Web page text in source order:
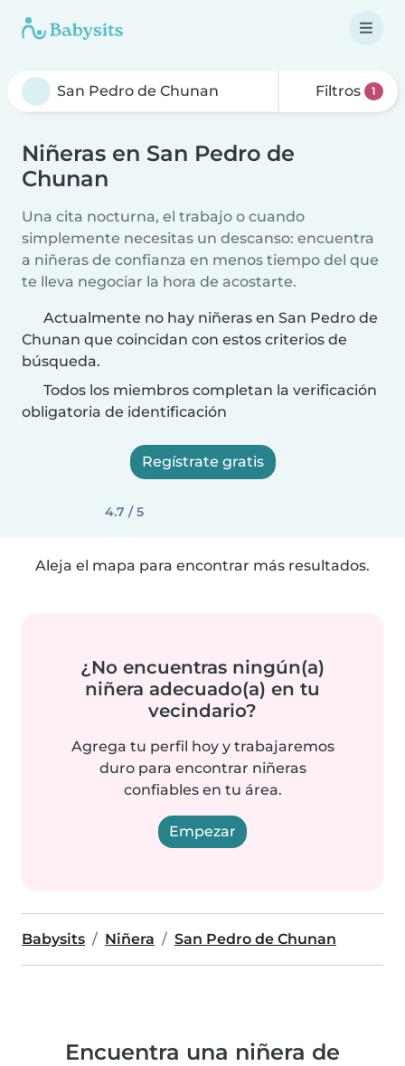
Filtros 1
Niñeras en San Pedro de
Chunan
Una cita nocturna, el trabajo o cuando
simplemente necesitas un descanso: encuentra
a niñeras de confianza en menos tiempo del que
te lleva negociar la hora de acostarte.
Actualmente no hay niñeras en San Pedro de
Chunan que coincidan con estos criterios de
búsqueda.
Todos los miembros completan la verificación
obligatoria de identificación
Regístrate gratis
4.7 / 5
Aleja el mapa para encontrar más resultados.
¿No encuentras ningún(a)
niñera adecuado(a) en tu
vecindario?
Agrega tu perfil hoy y trabajaremos
duro para encontrar niñeras
confiables en tu área.
Empezar
Babysits Niñera San Pedro de Chunan
Encuentra una niñera de